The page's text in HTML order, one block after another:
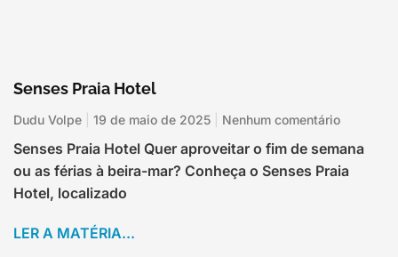
Senses Praia Hotel
Dudu Volpe 19 de maio de 2025 Nenhum comentário
Senses Praia Hotel Quer aproveitar o fim de semana
ou as férias à beira-mar? Conheça o Senses Praia
Hotel, localizado
LER A MATÉRIA...